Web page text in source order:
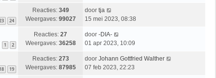
24
Reacties: 349
Weergaves: 99027
door tja
15 mei 2023, 08:38
1 2
Reacties: 27
Weergaves: 36258
door -DIA-
01 apr 2023, 10:09
18 19
Reacties: 273
Weergaves: 87985
door Johann Gottfried Walther
07 feb 2023, 22:23